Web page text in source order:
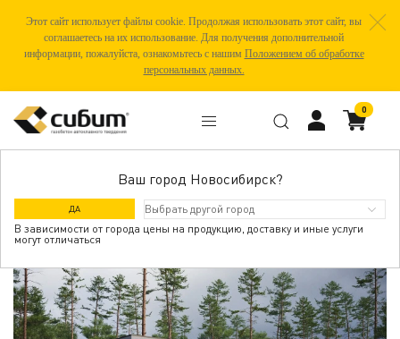
Этот сайт использует файлы cookie. Продолжая использовать этот сайт, вы
соглашаетесь на их использование. Для получения дополнительной
информации, пожалуйста, ознакомьтесь с нашим Положением об обработке
персональных данных.
Ваш город Новосибирск?
ДА
В зависимости от города цены на продукцию, доставку и иные услуги
могут отличаться
0